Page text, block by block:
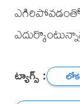
ఎగిరిపోవడంతో
ట్యాగ్స్ :